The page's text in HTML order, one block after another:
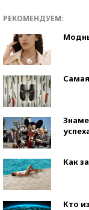
РЕКОМЕНДУЕМ:
Как
Кто